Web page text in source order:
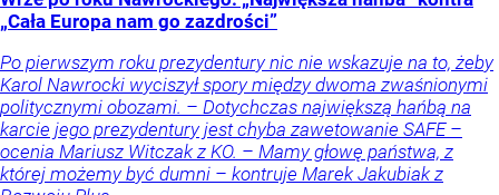
„Cała Europa nam go zazdrości”
Po pierwszym roku prezydentury nic nie wskazuje na to, żeby
Karol Nawrocki wyciszył spory między dwoma zwaśnionymi
politycznymi obozami. – Dotychczas największą hańbą na
karcie jego prezydentury jest chyba zawetowanie SAFE –
ocenia Mariusz Witczak z KO. – Mamy głowę państwa, z
której możemy być dumni – kontruje Marek Jakubiak z